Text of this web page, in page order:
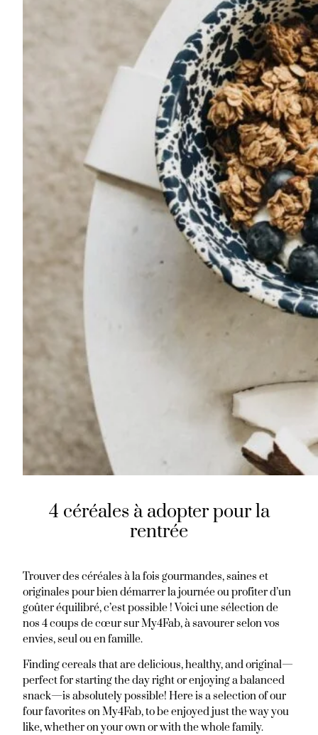
4 céréales à adopter pour la
rentrée
Trouver des céréales à la fois gourmandes, saines et
originales pour bien démarrer la journée ou profiter d’un
goûter équilibré, c’est possible ! Voici une sélection de
nos 4 coups de cœur sur My4Fab, à savourer selon vos
envies, seul ou en famille.
Finding cereals that are delicious, healthy, and original—
perfect for starting the day right or enjoying a balanced
snack—is absolutely possible! Here is a selection of our
four favorites on My4Fab, to be enjoyed just the way you
like, whether on your own or with the whole family.